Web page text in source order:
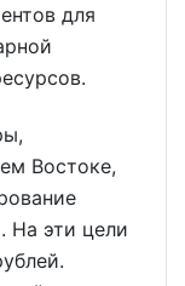
для
Востоке,
На эти цели